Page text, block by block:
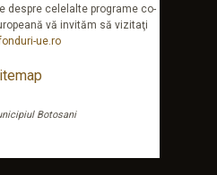
despre celelalte programe co-
vă invităm să vizitaţi
ue.ro
Botosani